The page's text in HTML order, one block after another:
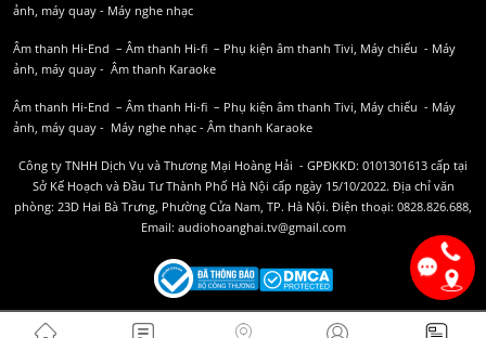
ảnh, máy quay - Máy nghe nhạc
Âm thanh Hi-End – Âm thanh Hi-fi – Phụ kiện âm thanh Tivi, Máy chiếu - Máy
ảnh, máy quay - Âm thanh Karaoke
Âm thanh Hi-End – Âm thanh Hi-fi – Phụ kiện âm thanh Tivi, Máy chiếu - Máy
ảnh, máy quay - Máy nghe nhạc - Âm thanh Karaoke
Công ty TNHH Dịch Vụ và Thương Mại Hoàng Hải - GPĐKKD: 0101301613 cấp tại
Sở Kế Hoạch và Đầu Tư Thành Phố Hà Nội cấp ngày 15/10/2022. Địa chỉ văn
phòng: 23D Hai Bà Trưng, Phường Cửa Nam, TP. Hà Nội. Điện thoại: 0828.826.688,
Email: audiohoanghai.tv@gmail.com